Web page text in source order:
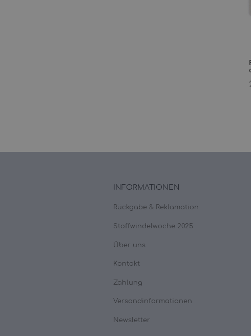
INFORMATIONEN
Rückgabe & Reklamation
Stoffwindelwoche 2025
Über uns
Kontakt
Zahlung
Versandinformationen
Newsletter